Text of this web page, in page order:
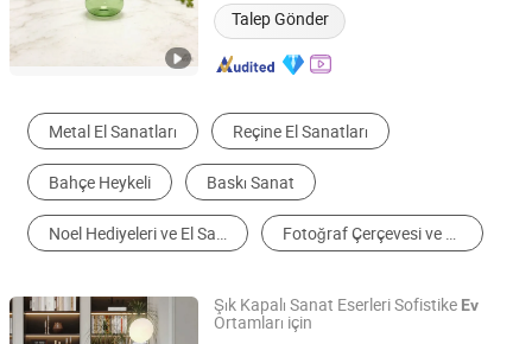
Talep Gönder
Metal El Sanatları Reçine El Sanatları
Bahçe Heykeli Baskı Sanat
Noel Hediyeleri ve El Sanatları Fotoğraf Çerçevesi ve Resim Çerçevesi
Şık Kapalı Sanat Eserleri Sofistike Ev
Ortamları için
Weieryang (Wuhan) Information Technology Co., Ltd